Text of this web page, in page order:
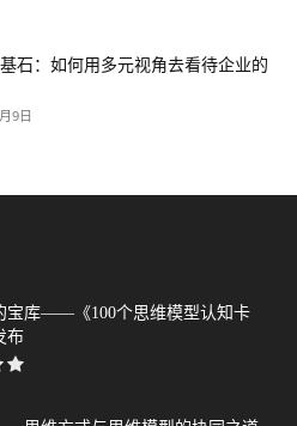
石：如何用多元视角去看待企业的
9日
宝库——《100个思维模型认知卡
布